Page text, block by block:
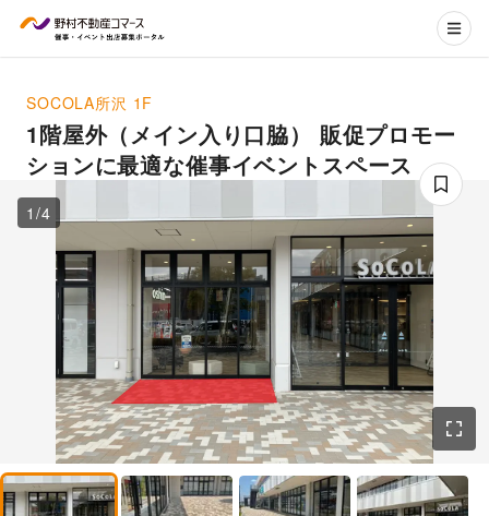
SOCOLA所沢 1F
1階屋外（メイン入り口脇） 販促プロモー
ションに最適な催事イベントスペース
1 /4